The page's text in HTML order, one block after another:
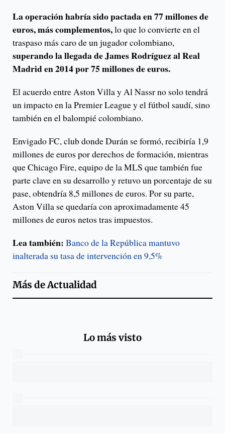
La operación habría sido pactada en 77 millones de
euros, más complementos,lo que lo convierte en el
traspaso más caro de un jugador colombiano,
superando la llegada de James Rodríguez al Real
Madrid en 2014 por 75 millones de euros.
El acuerdo entre Aston Villa y Al Nassr no solo tendrá
un impacto en la Premier League y el fútbol saudí, sino
también en el balompié colombiano.
Envigado FC, club donde Durán se formó, recibiría 1,9
millones de euros por derechos de formación, mientras
que Chicago Fire, equipo de la MLS que también fue
parte clave en su desarrollo y retuvo un porcentaje de su
pase, obtendría 8,5 millones de euros. Por su parte,
Aston Villa se quedaría con aproximadamente 45
millones de euros netos tras impuestos.
Lea también: Banco de la República mantuvo
inalterada su tasa de intervención en 9,5%
Más deActualidad
Lo más visto